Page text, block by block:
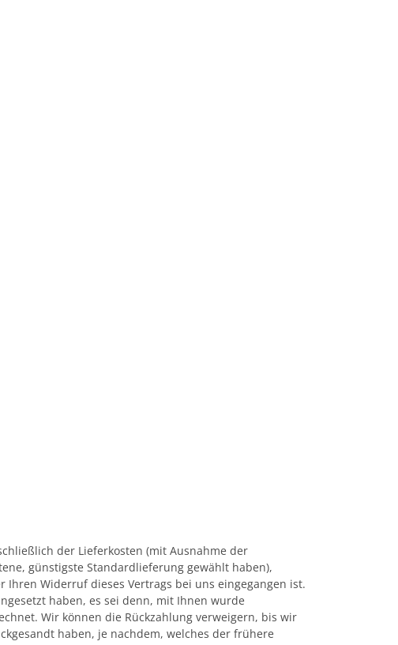
der Lieferkosten (mit Ausnahme der
günstigste Standardlieferung gewählt haben),
Widerruf dieses Vertrags bei uns eingegangen ist.
haben, es sei denn, mit Ihnen wurde
Wir können die Rückzahlung verweigern, bis wir
haben, je nachdem, welches der frühere